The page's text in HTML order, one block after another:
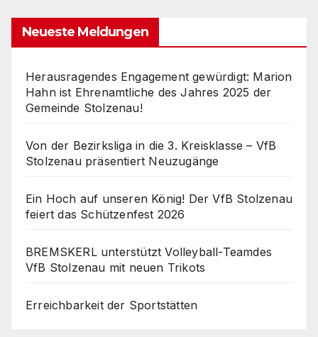
Neueste Meldungen
Herausragendes Engagement gewürdigt: Marion
Hahn ist Ehrenamtliche des Jahres 2025 der
Gemeinde Stolzenau!
Von der Bezirksliga in die 3. Kreisklasse – VfB
Stolzenau präsentiert Neuzugänge
Ein Hoch auf unseren König! Der VfB Stolzenau
feiert das Schützenfest 2026
BREMSKERL unterstützt Volleyball-Teamdes
VfB Stolzenau mit neuen Trikots
Erreichbarkeit der Sportstätten